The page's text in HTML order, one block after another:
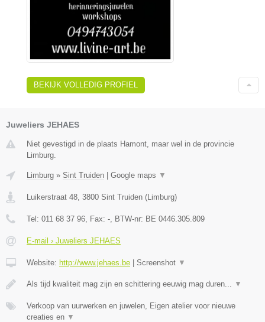
BEKIJK VOLLEDIG PROFIEL
Juweliers JEHAES
Niet gevestigd in de plaats Hamont, maar wel in de provincie
Limburg.
Limburg » Sint Truiden Google maps ▼
Luikerstraat 48 3800 Sint Truiden ( Limburg)
Tel: 011 68 37 96 , Fax: - , BTW-nr: BE 0446.305.809
E-mail › Juweliers JEHAES
Website: http://www.jehaes.be Screenshot ▼
Als tijd kwaliteit mag zijn en schittering eeuwig mag duren... ▼
Verkoop van uurwerken en juwelen, Eigen atelier voor nieuwe
creaties en ▼